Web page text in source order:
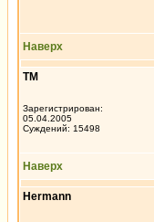
Наверх
ТМ
Зарегистрирован:
05.04.2005
Суждений: 15498
Наверх
Hermann